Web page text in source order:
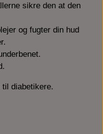
sikre den at den
og fugter din hud
diabetikere.